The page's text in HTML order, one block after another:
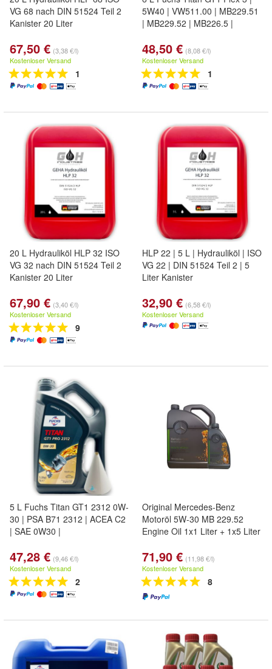
VG 68 nach DIN 51524 Teil 2
Kanister 20 Liter
67,50 € (3,38 €/l)
Kostenloser Versand
1
5W40 | VW511.00 | MB229.51
| MB229.52 | MB226.5 |
48,50 € (8,08 €/l)
Kostenloser Versand
1
20 L Hydrauliköl HLP 32 ISO
VG 32 nach DIN 51524 Teil 2
Kanister 20 Liter
67,90 € (3,40 €/l)
Kostenloser Versand
9
HLP 22 | 5 L | Hydrauliköl | ISO
VG 22 | DIN 51524 Teil 2 | 5
Liter Kanister
32,90 € (6,58 €/l)
Kostenloser Versand
5 L Fuchs Titan GT1 2312 0W-
30 | PSA B71 2312 | ACEA C2
| SAE 0W30 |
47,28 € (9,46 €/l)
Kostenloser Versand
2
Original Mercedes-Benz
Motoröl 5W-30 MB 229.52
Engine Oil 1x1 Liter + 1x5 Liter
71,90 € (11,98 €/l)
Kostenloser Versand
8